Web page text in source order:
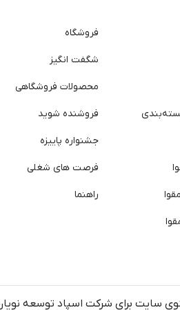
فروشگاه
شگفت انگیز
محصولات فروشگاهی
فروشنده شوید
جشنواره پاییزه
فرصت های شغلی
راهنما
سایت برای شرکت اسپاد توسعه